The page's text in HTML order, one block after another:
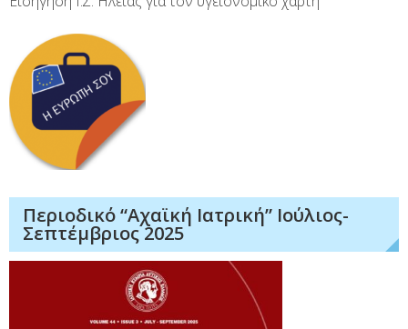
Περιοδικό “Αχαϊκή Ιατρική” Ιούλιος-
Σεπτέμβριος 2025